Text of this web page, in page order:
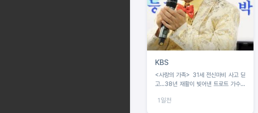
KBS
<사랑의 가족> 31세 전신마비 사고 딛
고...38년 재활이 빚어낸 트로트 가수의
1일전